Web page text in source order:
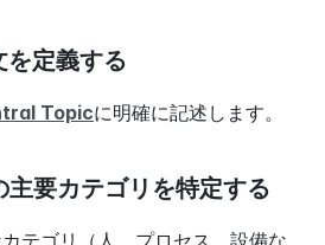
定義する
Topicに明確に記述します。
要カテゴリを特定する